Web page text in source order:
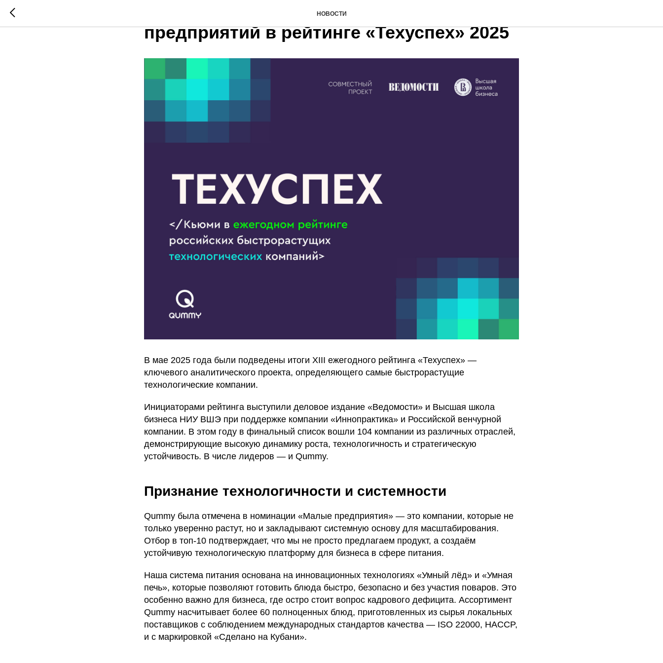
НОВОСТИ
Qummy вошла в Топ-10 малых
предприятий в рейтинге «Техуспех» 2025
В мае 2025 года были подведены итоги XIII ежегодного рейтинга «Техуспех» —
ключевого аналитического проекта, определяющего самые быстрорастущие
технологические компании.
Инициаторами рейтинга выступили деловое издание «Ведомости» и Высшая школа
бизнеса НИУ ВШЭ при поддержке компании «Иннопрактика» и Российской венчурной
компании. В этом году в финальный список вошли 104 компании из различных отраслей,
демонстрирующие высокую динамику роста, технологичность и стратегическую
устойчивость. В числе лидеров — и Qummy.
Признание технологичности и системности
Qummy была отмечена в номинации «Малые предприятия» — это компании, которые не
только уверенно растут, но и закладывают системную основу для масштабирования.
Отбор в топ-10 подтверждает, что мы не просто предлагаем продукт, а создаём
устойчивую технологическую платформу для бизнеса в сфере питания.
Наша система питания основана на инновационных технологиях «Умный лёд» и «Умная
печь», которые позволяют готовить блюда быстро, безопасно и без участия поваров. Это
особенно важно для бизнеса, где остро стоит вопрос кадрового дефицита. Ассортимент
Qummy насчитывает более 60 полноценных блюд, приготовленных из сырья локальных
поставщиков с соблюдением международных стандартов качества — ISO 22000, HACCP,
и с маркировкой «Сделано на Кубани».